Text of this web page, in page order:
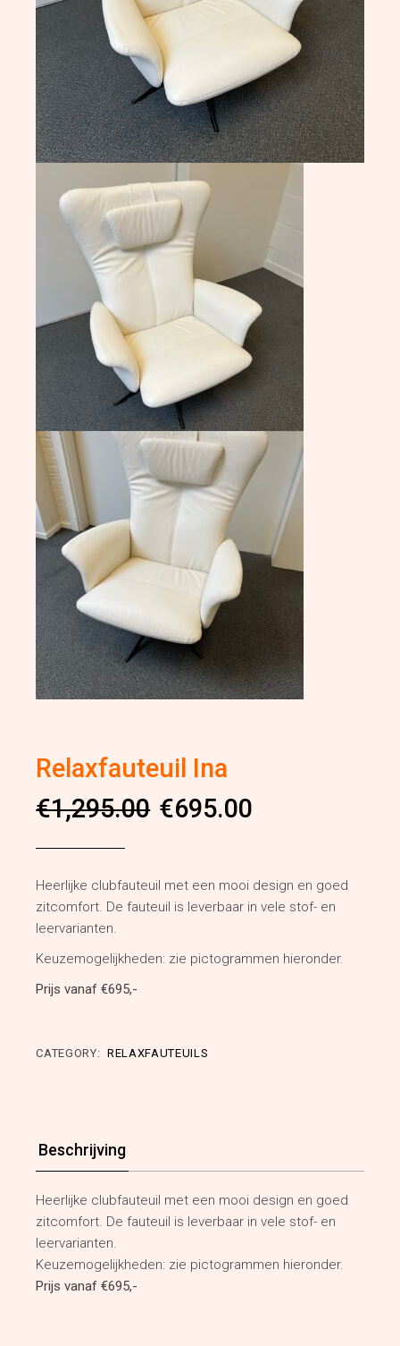
Relaxfauteuil Ina
€1,295.00
Oorspronkelijke
prijs
was:
€1,295.00.
€695.00
Huidige
prijs
is:
€695.00.
Heerlijke clubfauteuil met een mooi design en goed
zitcomfort. De fauteuil is leverbaar in vele stof- en
leervarianten.
Keuzemogelijkheden: zie pictogrammen hieronder.
Prijs vanaf €695,-
CATEGORY: RELAXFAUTEUILS
Beschrijving
Heerlijke clubfauteuil met een mooi design en goed
zitcomfort. De fauteuil is leverbaar in vele stof- en
leervarianten.
Keuzemogelijkheden: zie pictogrammen hieronder.
Prijs vanaf €695,-